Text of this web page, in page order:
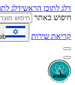
דלג לתוכן הראשידלג
חיפוש באתר
קריאת שירות